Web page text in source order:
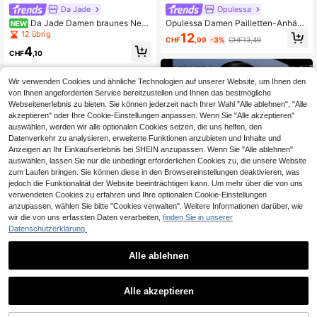
Da Jade
NEW Da Jade Damen braunes Neck
holder-Top mit Schnallendetail, ger
afft, weich, figurbetont, kurz, elega
ntes Y2K-Outfit für Frühling/Somme
12 übrig
CHF4,10
n Rückenfrei Strick Top, geeignet fü
10
Opulessa
Opulessa Damen Pailletten-Anhäng
er-Dekor Rückenfreies Neckholder
-Top
CHF12 ,99 -3% CHF13,49
EgrlEra
EgrlEra Sommerliches Frauen Crop
Top Camisole in einfarbigem schlan
kem Design
Wir verwenden Cookies und ähnliche Technologien auf unserer Website, um Ihnen den
von Ihnen angeforderten Service bereitzustellen und Ihnen das bestmögliche
Webseitenerlebnis zu bieten. Sie können jederzeit nach Ihrer Wahl "Alle ablehnen", "Alle
akzeptieren" oder Ihre Cookie-Einstellungen anpassen. Wenn Sie "Alle akzeptieren"
auswählen, werden wir alle optionalen Cookies setzen, die uns helfen, den
Datenverkehr zu analysieren, erweiterte Funktionen anzubieten und Inhalte und
Anzeigen an Ihr Einkaufserlebnis bei SHEIN anzupassen. Wenn Sie "Alle ablehnen"
auswählen, lassen Sie nur die unbedingt erforderlichen Cookies zu, die unsere Website
zum Laufen bringen. Sie können diese in den Browsereinstellungen deaktivieren, was
jedoch die Funktionalität der Website beeinträchtigen kann. Um mehr über die von uns
verwendeten Cookies zu erfahren und Ihre optionalen Cookie-Einstellungen
anzupassen, wählen Sie bitte "Cookies verwalten". Weitere Informationen darüber, wie
wir die von uns erfassten Daten verarbeiten, finden Sie in unserer
Datenschutzerklärung.
Alle ablehnen
Alle akzeptieren